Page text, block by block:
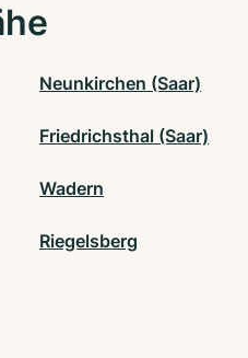
Neunkirchen (Saar)
Friedrichsthal (Saar)
Wadern
Riegelsberg